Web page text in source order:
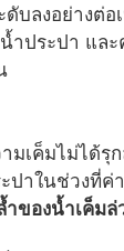
บลงอย่างต่
ำประปา แล
ค็มไม่ได้รุ
ปาในช่วงที่ค่
ของน้ำเค็ม